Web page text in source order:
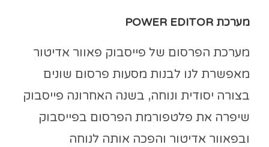
מערכת POWER EDITOR
מערכת הפרסום של פייסבוק פאוור אדיטור
מאפשרת לנו לבנות מסעות פרסום שונים
בצורה יסודית ונוחה, בשנה האחרונה פייסבוק
שיפרה את פלטפורמת הפרסום בפייסבוק
ובפאוור אדיטור והפכה אותה לנוחה